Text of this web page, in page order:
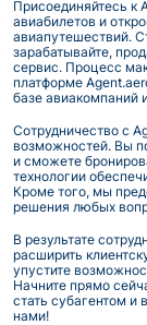
Присоединяйтесь к
авиабилетов и
авиапутешествий.
зарабатывайте,
сервис. Процесс
платформе
базе авиакомпаний
Сотрудничество с
возможностей. Вы
и сможете
технологии
Кроме того, мы
решения любых
В результате
расширить
упустите
Начните прямо
стать субагентом
нами!